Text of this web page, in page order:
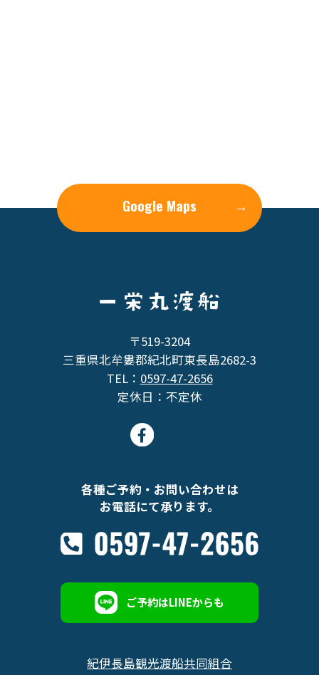
Google Maps →
〒519-3204
三重県北牟婁郡紀北町東長島2682-3
TEL： 0597-47-2656
定休日：不定休
各種ご予約・お問い合わせは
お電話にて承ります。
ご予約はLINEからも
紀伊長島観光渡船共同組合